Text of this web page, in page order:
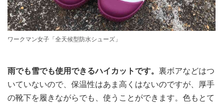
ワークマン女子「全天候型防水シューズ」
雨でも雪でも使用できるハイカットです。 裏ボアなどはつ
いていないので、保温性はあま高くはないのですが、厚手
の靴下を履きながらでも、使うことができます。色もとて